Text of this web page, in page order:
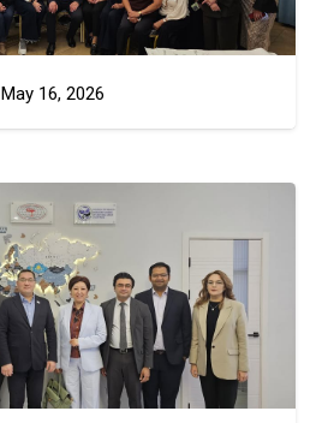
May 16, 2026